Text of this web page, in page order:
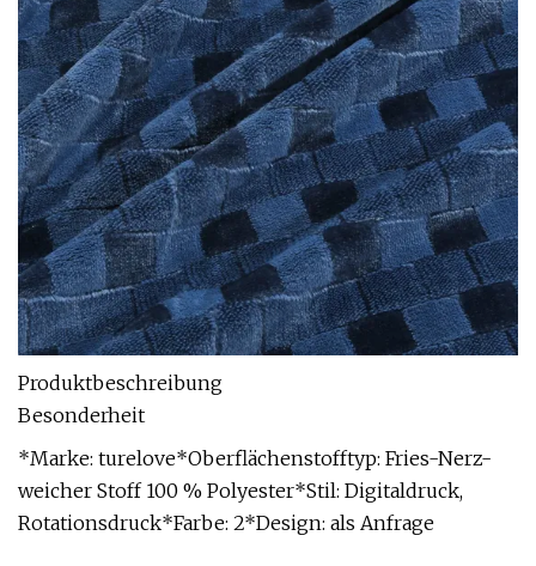
Produktbeschreibung
Besonderheit
*Marke: turelove*Oberflächenstofftyp: Fries-Nerz-
weicher Stoff 100 % Polyester*Stil: Digitaldruck,
Rotationsdruck*Farbe: 2*Design: als Anfrage